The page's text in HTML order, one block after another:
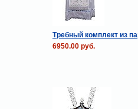
Требный комплект из
6950.00 руб.